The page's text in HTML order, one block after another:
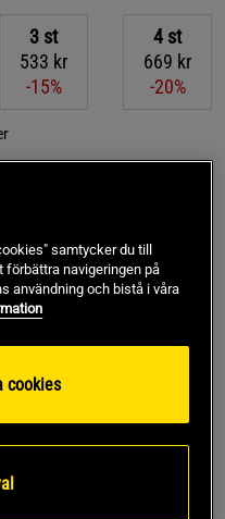
3 st
533 kr
-15%
4 st
669 kr
-20%
14 dagars ångerrätt
framtagen propolis.
av honungsbin.
& Ingredienser
samtycker du till
förbättra navigeringen på
användning och bistå i våra
cookies